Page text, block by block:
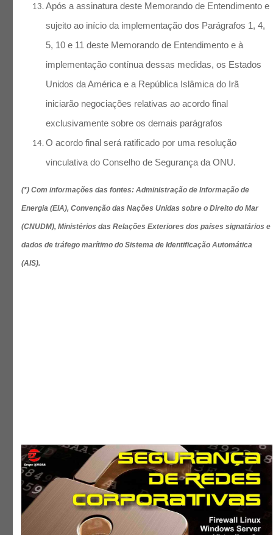
Após a assinatura deste Memorando de Entendimento e
sujeito ao início da implementação dos Parágrafos 1, 4,
5, 10 e 11 deste Memorando de Entendimento e à
implementação contínua dessas medidas, os Estados
Unidos da América e a República Islâmica do Irã
iniciarão negociações relativas ao acordo final
exclusivamente sobre os demais parágrafos
O acordo final será ratificado por uma resolução
vinculativa do Conselho de Segurança da ONU.
(*) Com informações das fontes: Administração de Informação de
Energia (EIA), Convenção das Nações Unidas sobre o Direito do Mar
(CNUDM), Ministérios das Relações Exteriores dos países signatários e
dados de tráfego marítimo do Sistema de Identificação Automática
(AIS).